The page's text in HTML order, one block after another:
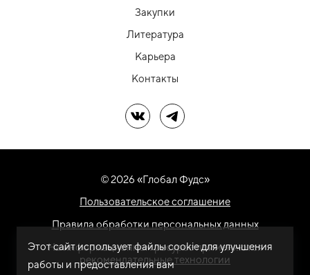
Закупки
Литература
Карьера
Контакты
Мы в ВКМы в Telegram
© 2026 «Глобал Фудс»
Пользовательское соглашение
Правила обработки персональных данных
На информационном ресурсе применяются
рекомендательные технологии
Этот сайт использует файлы cookie для улучшения
работы и предоставления вам